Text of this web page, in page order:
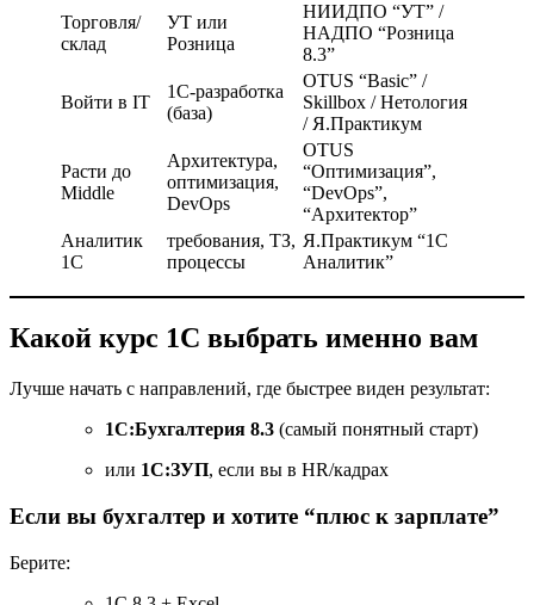
Торговля/
склад
УТ или
Розница
НИИДПО “УТ” /
НАДПО “Розница
8.3”
Войти в IT
1С-разработка
(база)
OTUS “Basic” /
Skillbox / Нетология
/ Я.Практикум
Расти до
Middle
Архитектура,
оптимизация,
DevOps
OTUS
“Оптимизация”,
“DevOps”,
“Архитектор”
Аналитик
1С
требования, ТЗ,
процессы
Я.Практикум “1С
Аналитик”
Какой курс 1С выбрать именно вам
Лучше начать с направлений, где быстрее виден результат:
1С:Бухгалтерия 8.3 (самый понятный старт)
или 1С:ЗУП, если вы в HR/кадрах
Если вы бухгалтер и хотите “плюс к зарплате”
Берите: